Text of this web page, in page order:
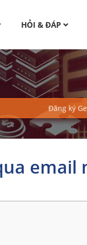
HỎI & ĐÁP
Đăng ký
email